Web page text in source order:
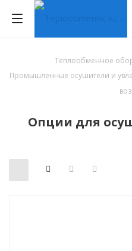
Теплообменное
Промышленные осушители и
Опции для